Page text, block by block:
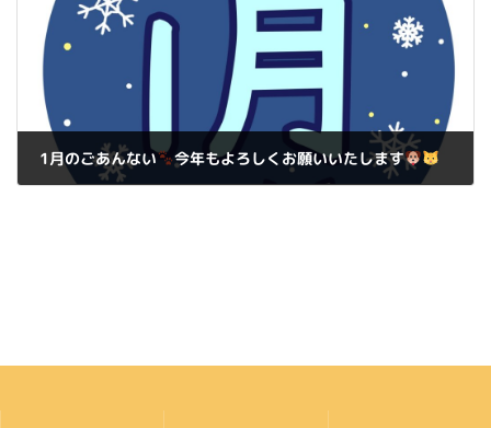
1月のごあんない 今年もよろしくお願いいたします